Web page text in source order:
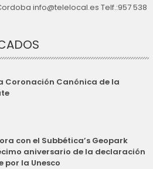
info@telelocal.es Telf.:957 538
Coronación Canónica de la
con el Subbética’s Geopark
aniversario de la declaración
por la Unesco